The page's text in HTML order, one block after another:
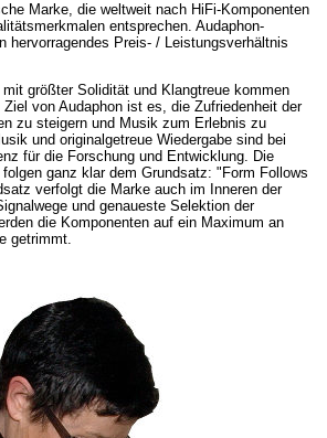
Marke, die weltweit nach HiFi-Komponenten
entsprechen. Audaphon-
hervorragendes Preis- / Leistungsverhältnis
mit größter Solidität und Klangtreue kommen
von Audaphon ist es, die Zufriedenheit der
zu steigern und Musik zum Erlebnis zu
und originalgetreue Wiedergabe sind bei
für die Forschung und Entwicklung. Die
ganz klar dem Grundsatz: "Form Follows
verfolgt die Marke auch im Inneren der
und genaueste Selektion der
die Komponenten auf ein Maximum an
getrimmt.